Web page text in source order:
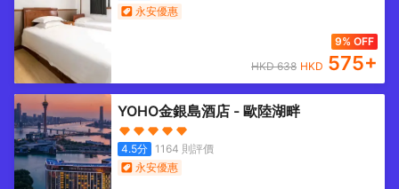
永安優惠
9% OFF
HKD638 HKD 575+
YOHO金銀島酒店 - 歐陸湖畔
4.5分 1164 則評價
永安優惠